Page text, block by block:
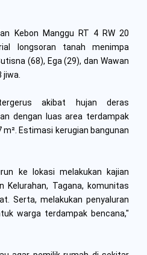
Kebon Manggu RT 4 RW 20
longsoran tanah menimpa
(68), Ega (29), dan Wawan
akibat hujan deras
dengan luas area terdampak
Estimasi kerugian bangunan
ke lokasi melakukan kajian
Kelurahan, Tagana, komunitas
Serta, melakukan penyaluran
warga terdampak bencana,"